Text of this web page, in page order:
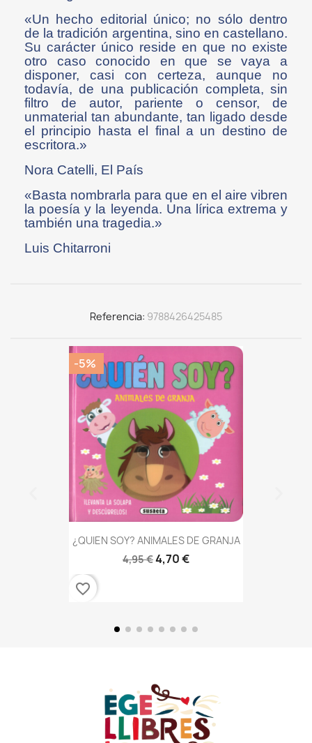
«Un hecho editorial único; no sólo dentro
de la tradición argentina, sino en castellano.
Su carácter único reside en que no existe
otro caso conocido en que se vaya a
disponer, casi con certeza, aunque no
todavía, de una publicación completa, sin
filtro de autor, pariente o censor, de
unmaterial tan abundante, tan ligado desde
el principio hasta el final a un destino de
escritora.»
Nora Catelli, El País
«Basta nombrarla para que en el aire vibren
la poesía y la leyenda. Una lírica extrema y
también una tragedia.»
Luis Chitarroni
Referencia 9788426425485
¿QUIEN SOY? ANIMALES DE GRANJA
4,95 €4,70 €
-5%
favorite_border